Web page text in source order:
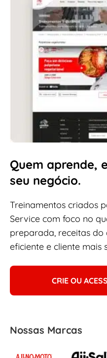
Quem aprende,
seu negócio.
Treinamentos criados
Service com foco no
preparada, receitas do
eficiente e cliente mais
CRIE OU
Nossas Marcas